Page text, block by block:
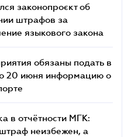
законопроєкт об
штрафов за
языкового закона
обязаны подать в
20 июня информацию о
в отчётности МГК:
неизбежен, а